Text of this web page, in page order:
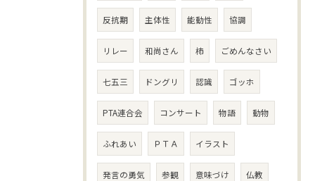
反抗期 主体性 能動性 協調
リレー 和尚さん 柿 ごめんなさい
七五三 ドングリ 認識 ゴッホ
PTA連合会 コンサート 物語 動物
ふれあい ＰＴＡ イラスト
発言の勇気 参観 意味づけ 仏教